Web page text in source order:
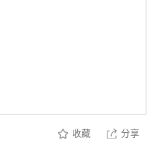
收藏 分享